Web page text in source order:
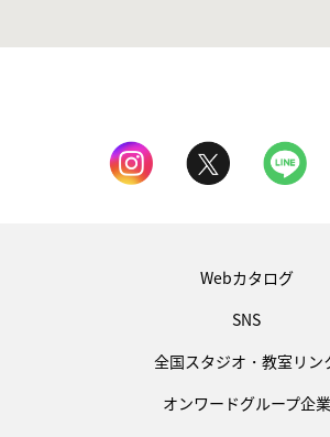
Webカタログ
SNS
全国スタジオ・教室リン
オンワードグループ企業